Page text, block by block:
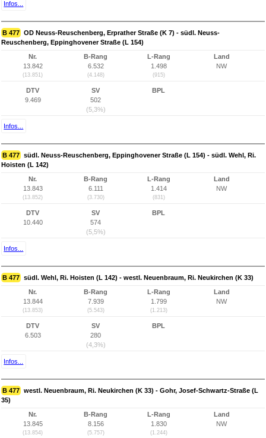
Infos...
B 477 OD Neuss-Reuschenberg, Erprather Straße (K 7) - südl. Neuss-
Reuschenberg, Eppinghovener Straße (L 154)
Nr.
13.842
(13.851)
B-Rang
6.532
(4.148)
L-Rang
1.498
(915)
Land
NW
DTV
9.469
SV
502
(5,3%)
BPL
Infos...
B 477 südl. Neuss-Reuschenberg, Eppinghovener Straße (L 154) - südl. Wehl, Ri.
Hoisten (L 142)
Nr.
13.843
(13.852)
B-Rang
6.111
(3.730)
L-Rang
1.414
(831)
Land
NW
DTV
10.440
SV
574
(5,5%)
BPL
Infos...
B 477 südl. Wehl, Ri. Hoisten (L 142) - westl. Neuenbraum, Ri. Neukirchen (K 33)
Nr.
13.844
(13.853)
B-Rang
7.939
(5.543)
L-Rang
1.799
(1.213)
Land
NW
DTV
6.503
SV
280
(4,3%)
BPL
Infos...
B 477 westl. Neuenbraum, Ri. Neukirchen (K 33) - Gohr, Josef-Schwartz-Straße (L
35)
Nr.
13.845
(13.854)
B-Rang
8.156
(5.757)
L-Rang
1.830
(1.244)
Land
NW